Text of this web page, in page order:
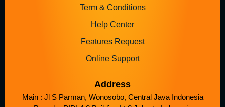
Term & Conditions
Help Center
Features Request
Online Support
Address
Main : Jl S Parman, Wonosobo, Central Java Indonesia